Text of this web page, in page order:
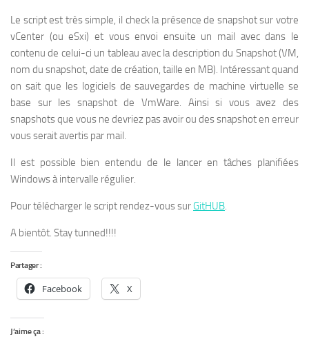
Le script est très simple, il check la présence de snapshot sur votre
vCenter (ou eSxi) et vous envoi ensuite un mail avec dans le
contenu de celui-ci un tableau avec la description du Snapshot (VM,
nom du snapshot, date de création, taille en MB). Intéressant quand
on sait que les logiciels de sauvegardes de machine virtuelle se
base sur les snapshot de VmWare. Ainsi si vous avez des
snapshots que vous ne devriez pas avoir ou des snapshot en erreur
vous serait avertis par mail.
Il est possible bien entendu de le lancer en tâches planifiées
Windows à intervalle régulier.
Pour télécharger le script rendez-vous sur GitHUB.
A bientôt. Stay tunned!!!!
Partager :
Facebook X
J’aime ça :